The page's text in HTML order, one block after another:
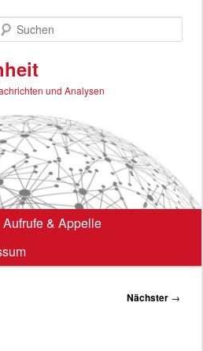
und Analysen
Aufrufe & Appelle
Nächster →